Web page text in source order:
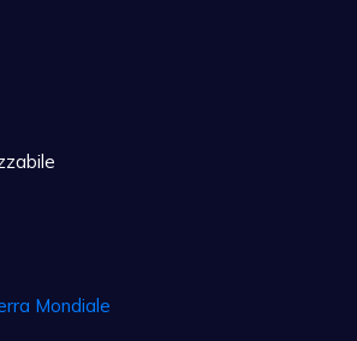
Mondiale